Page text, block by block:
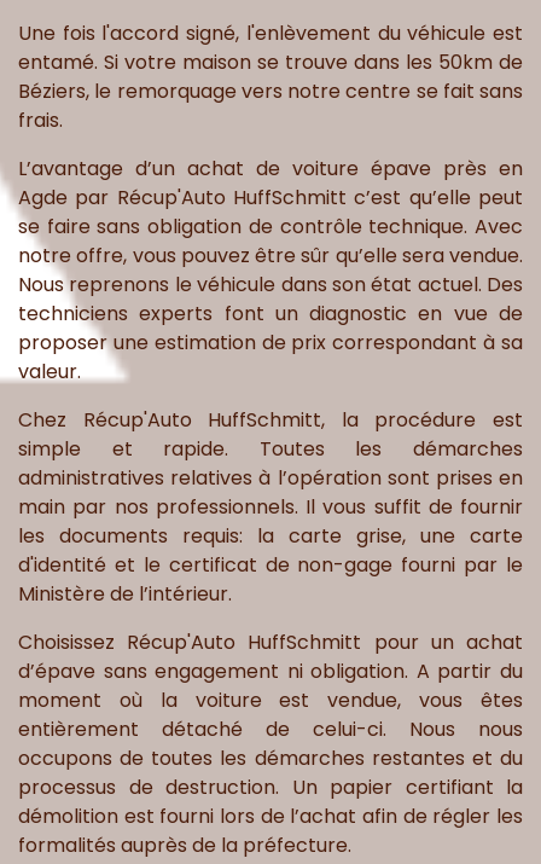
Une fois l'accord signé, l'enlèvement du véhicule est
entamé. Si votre maison se trouve dans les 50km de
Béziers, le remorquage vers notre centre se fait sans
frais.
L’avantage d’un achat de voiture épave près en
Agde par Récup'Auto HuffSchmitt c’est qu’elle peut
se faire sans obligation de contrôle technique. Avec
notre offre, vous pouvez être sûr qu’elle sera vendue.
Nous reprenons le véhicule dans son état actuel. Des
techniciens experts font un diagnostic en vue de
proposer une estimation de prix correspondant à sa
valeur.
Chez Récup'Auto HuffSchmitt, la procédure est
simple et rapide. Toutes les démarches
administratives relatives à l’opération sont prises en
main par nos professionnels. Il vous suffit de fournir
les documents requis: la carte grise, une carte
d'identité et le certificat de non-gage fourni par le
Ministère de l’intérieur.
Choisissez Récup'Auto HuffSchmitt pour un achat
d’épave sans engagement ni obligation. A partir du
moment où la voiture est vendue, vous êtes
entièrement détaché de celui-ci. Nous nous
occupons de toutes les démarches restantes et du
processus de destruction. Un papier certifiant la
démolition est fourni lors de l’achat afin de régler les
formalités auprès de la préfecture.